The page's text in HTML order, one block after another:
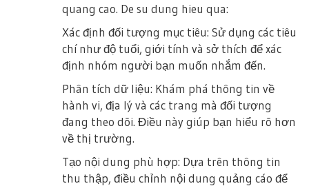
quang cao. De su dung hieu qua:
Xác định đối tượng mục tiêu: Sử dụng các tiêu
chí như độ tuổi, giới tính và sở thích để xác
định nhóm người bạn muốn nhắm đến.
Phân tích dữ liệu: Khám phá thông tin về
hành vi, địa lý và các trang mà đối tượng
đang theo dõi. Điều này giúp bạn hiểu rõ hơn
về thị trường.
Tạo nội dung phù hợp: Dựa trên thông tin
thu thập, điều chỉnh nội dung quảng cáo để